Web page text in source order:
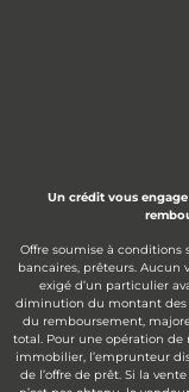
Un crédit vous
Offre soumise à conditions
bancaires, prêteurs.
exigé d’un particulier
diminution du montant des
du remboursement,
total. Pour une opération
immobilier, l’emprunteur
de l’offre de prêt. Si la